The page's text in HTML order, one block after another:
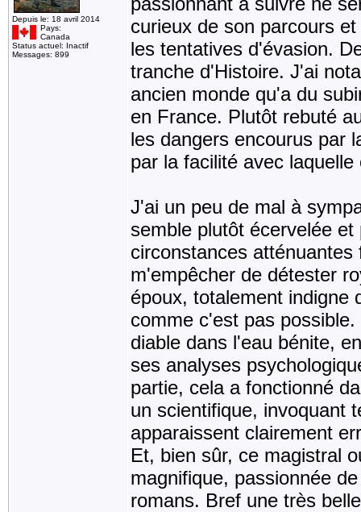
Depuis le: 18 avril 2014
Pays:
Canada
Status actuel: Inactif
Messages: 899
curieux de son parcours
les tentatives d'évasion.
tranche d'Histoire. J'ai
ancien monde qu'a du
en France. Plutôt rebuté
les dangers encourus par
par la facilité avec
J'ai un peu de mal à
semble plutôt écervelée
circonstances
m'empêcher de détester
époux, totalement indigne
comme c'est pas
diable dans l'eau bénite,
ses analyses
partie, cela a fonctionné
un scientifique, invoquant
apparaissent clairement
Et, bien sûr, ce magistral
magnifique, passionnée
romans. Bref une très